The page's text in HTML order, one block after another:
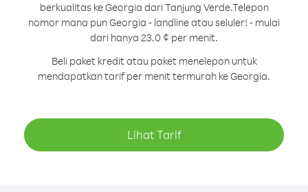
berkualitas ke Georgia dari Tanjung Verde.Telepon
nomor mana pun Georgia - landline atau seluler! - mulai
dari hanya 23.0 ¢ per menit.
Beli paket kredit atau paket menelepon untuk
mendapatkan tarif per menit termurah ke Georgia.
Lihat Tarif